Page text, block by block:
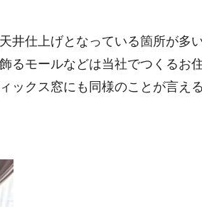
井仕上げとなっている箇所が多
るモールなどは当社でつくるお
クス窓にも同様のことが言え